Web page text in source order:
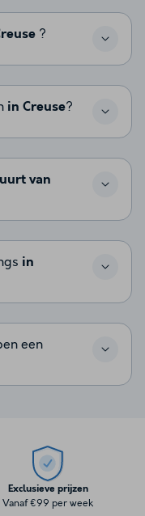
?
in Creuse?
van
in
een
Exclusieve prijzen
Vanaf €99 per week